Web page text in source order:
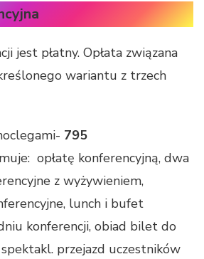
jest płatny. Opłata związana
wariantu z trzech
795
opłatę konferencyjną, dwa
z wyżywieniem,
lunch i bufet
konferencji, obiad bilet do
przejazd uczestników